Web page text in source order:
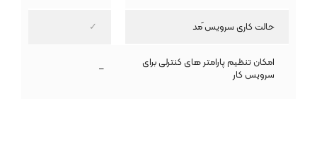
حالت کاری سرویس َمد ✓
امکان تنظیم پارامتر های کنترلی برای
سرویس کار –